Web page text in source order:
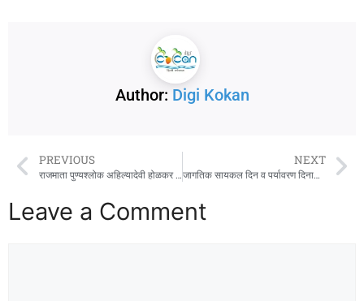
Author: Digi Kokan
PREVIOUS
राजमाता पुण्यश्लोक अहिल्यादेवी होळकर यांच्या जयंतीनिमित्त अभिवादन
NEXT
जागतिक सायकल दिन व पर्यावरण दिनानिमित्त २ जूनला दापोलीत सायकल फेरी
Leave a Comment